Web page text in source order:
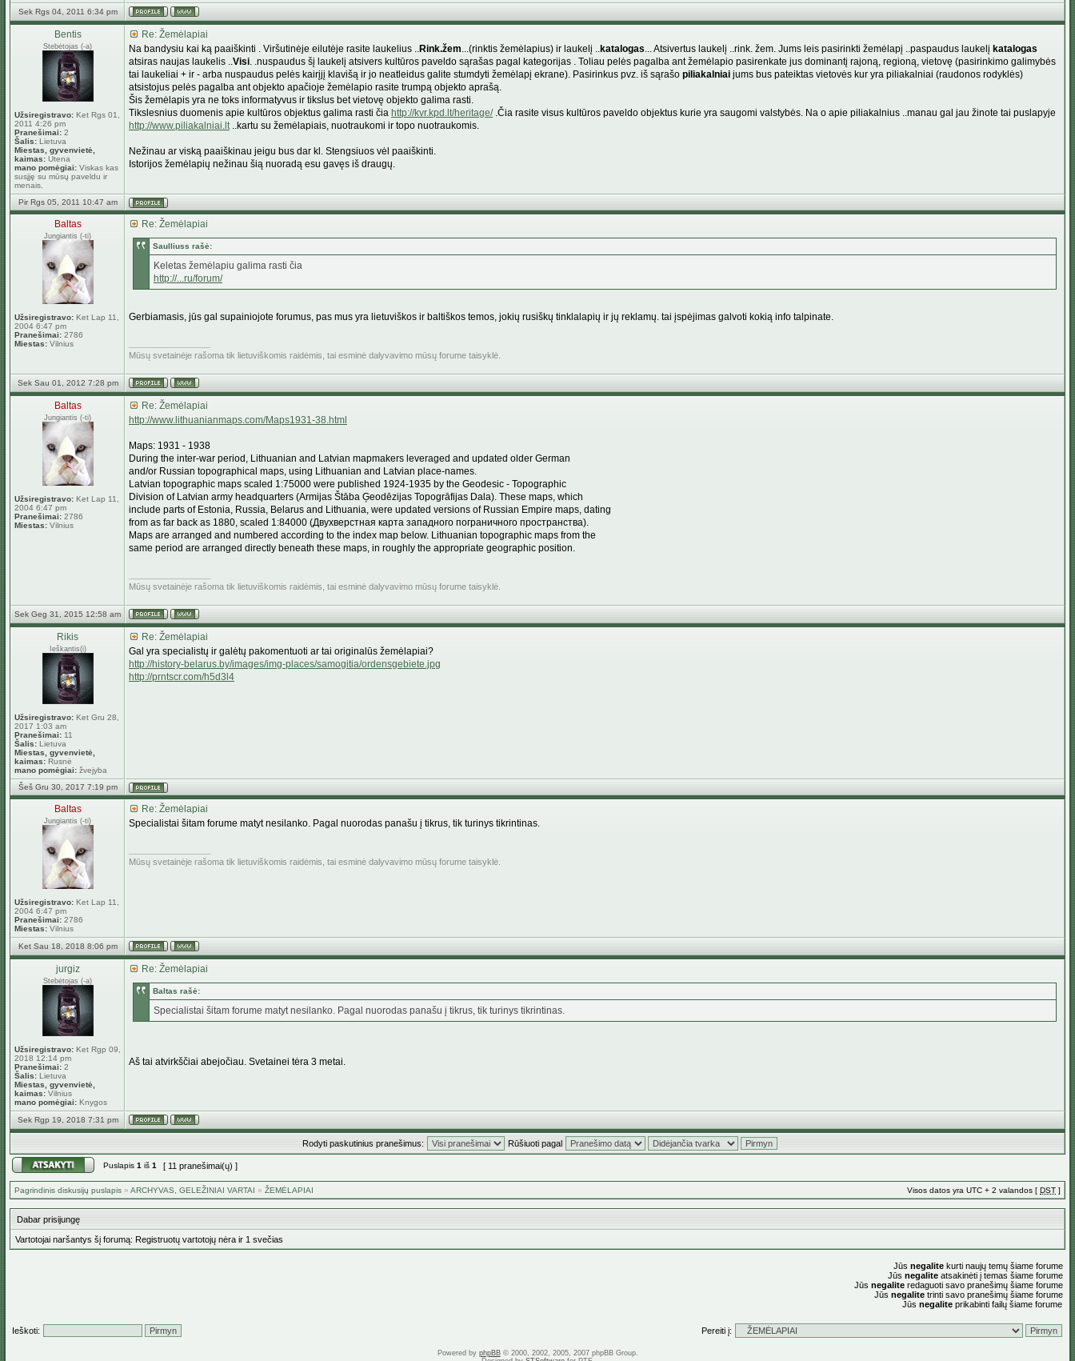
Sek Rgs 04, 2011 6:34 pm
Bentis
Stebėtojas (-a)
Užsiregistravo: Ket Rgs 01,
2011 4:26 pm
Pranešimai: 2
Šalis: Lietuva
Miestas, gyvenvietė,
kaimas: Utena
mano pomėgiai: Viskas kas
susįję su mūsų paveldu ir
menais.
Re: Žemėlapiai
Na bandysiu kai ką paaiškinti . Viršutinėje eilutėje rasite laukelius ..Rink.žem...(rinktis žemėlapius) ir laukelį ..katalogas... Atsivertus laukelį ..rink. žem. Jums leis pasirinkti žemėlapį ..paspaudus laukelį katalogas
atsiras naujas laukelis ..Visi. .nuspaudus šį laukelį atsivers kultūros paveldo sąrašas pagal kategorijas . Toliau pelės pagalba ant žemėlapio pasirenkate jus dominantį rajoną, regioną, vietovę (pasirinkimo galimybės
tai laukeliai + ir - arba nuspaudus pelės kairįjį klavišą ir jo neatleidus galite stumdyti žemėlapį ekrane). Pasirinkus pvz. iš sąrašo piliakalniai jums bus pateiktas vietovės kur yra piliakalniai (raudonos rodyklės)
atsistojus pelės pagalba ant objekto apačioje žemėlapio rasite trumpą objekto aprašą.
Šis žemėlapis yra ne toks informatyvus ir tikslus bet vietovę objekto galima rasti.
Tikslesnius duomenis apie kultūros objektus galima rasti čia http://kvr.kpd.lt/heritage/.Čia rasite visus kultūros paveldo objektus kurie yra saugomi valstybės. Na o apie piliakalnius ..manau gal jau žinote tai puslapyje
http://www.piliakalniai.lt..kartu su žemėlapiais, nuotraukomi ir topo nuotraukomis.
Nežinau ar viską paaiškinau jeigu bus dar kl. Stengsiuos vėl paaiškinti.
Istorijos žemėlapių nežinau šią nuoradą esu gavęs iš draugų.
Pir Rgs 05, 2011 10:47 am
Baltas
Jungiantis (-ti)
Užsiregistravo: Ket Lap 11,
2004 6:47 pm
Pranešimai: 2786
Miestas: Vilnius
Re: Žemėlapiai
Saulliuss rašė:
Keletas žemėlapiu galima rasti čia
http://...ru/forum/
Gerbiamasis, jūs gal supainiojote forumus, pas mus yra lietuviškos ir baltiškos temos, jokių rusiškų tinklalapių ir jų reklamų. tai įspėjimas galvoti kokią info talpinate.
Mūsų svetainėje rašoma tik lietuviškomis raidėmis, tai esminė dalyvavimo mūsų forume taisyklė.
Sek Sau 01, 2012 7:28 pm
Baltas
Jungiantis (-ti)
Užsiregistravo: Ket Lap 11,
2004 6:47 pm
Pranešimai: 2786
Miestas: Vilnius
Re: Žemėlapiai
http://www.lithuanianmaps.com/Maps1931-38.html
Maps: 1931 - 1938
During the inter-war period, Lithuanian and Latvian mapmakers leveraged and updated older German
and/or Russian topographical maps, using Lithuanian and Latvian place-names.
Latvian topographic maps scaled 1:75000 were published 1924-1935 by the Geodesic - Topographic
Division of Latvian army headquarters (Armijas Štāba Ģeodēzijas Topogrāfijas Dala). These maps, which
include parts of Estonia, Russia, Belarus and Lithuania, were updated versions of Russian Empire maps, dating
from as far back as 1880, scaled 1:84000 (Двухверстная карта западного пограничного пространства).
Maps are arranged and numbered according to the index map below. Lithuanian topographic maps from the
same period are arranged directly beneath these maps, in roughly the appropriate geographic position.
Mūsų svetainėje rašoma tik lietuviškomis raidėmis, tai esminė dalyvavimo mūsų forume taisyklė.
Sek Geg 31, 2015 12:58 am
Rikis
Ieškantis(i)
Užsiregistravo: Ket Gru 28,
2017 1:03 am
Pranešimai: 11
Šalis: Lietuva
Miestas, gyvenvietė,
kaimas: Rusnė
mano pomėgiai: žvejyba
Re: Žemėlapiai
Gal yra specialistų ir galėtų pakomentuoti ar tai originalūs žemėlapiai?
http://history-belarus.by/images/img-places/samogitia/ordensgebiete.jpg
http://prntscr.com/h5d3l4
Šeš Gru 30, 2017 7:19 pm
Baltas
Jungiantis (-ti)
Užsiregistravo: Ket Lap 11,
2004 6:47 pm
Pranešimai: 2786
Miestas: Vilnius
Re: Žemėlapiai
Specialistai šitam forume matyt nesilanko. Pagal nuorodas panašu į tikrus, tik turinys tikrintinas.
Mūsų svetainėje rašoma tik lietuviškomis raidėmis, tai esminė dalyvavimo mūsų forume taisyklė.
Ket Sau 18, 2018 8:06 pm
jurgiz
Stebėtojas (-a)
Užsiregistravo: Ket Rgp 09,
2018 12:14 pm
Pranešimai: 2
Šalis: Lietuva
Miestas, gyvenvietė,
kaimas: Vilnius
mano pomėgiai: Knygos
Re: Žemėlapiai
Baltas rašė:
Specialistai šitam forume matyt nesilanko. Pagal nuorodas panašu į tikrus, tik turinys tikrintinas.
Aš tai atvirkščiai abejočiau. Svetainei tėra 3 metai.
Sek Rgp 19, 2018 7:31 pm
Rodyti paskutinius pranešimus: Rūšiuoti pagal
Puslapis 1 iš 1 [ 11 pranešimai(ų) ]
Pagrindinis diskusijų puslapis » ARCHYVAS, GELEŽINIAI VARTAI » ŽEMĖLAPIAI Visos datos yra UTC + 2 valandos [ DST ]
Dabar prisijungę
Vartotojai naršantys šį forumą: Registruotų vartotojų nėra ir 1 svečias
Jūs negalite kurti naujų temų šiame forume
Jūs negalite atsakinėti į temas šiame forume
Jūs negalite redaguoti savo pranešimų šiame forume
Jūs negalite trinti savo pranešimų šiame forume
Jūs negalite prikabinti failų šiame forume
Ieškoti: Pereiti į:
Powered by phpBB© 2000, 2002, 2005, 2007 phpBB Group.